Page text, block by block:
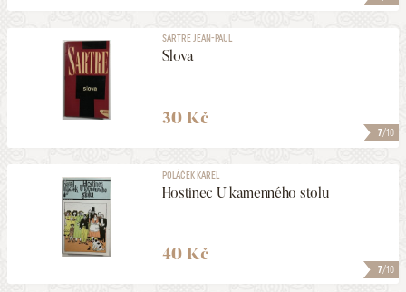
7/10
SARTRE JEAN-PAUL
Slova
30 Kč
7/10
POLÁČEK KAREL
Hostinec U kamenného stolu
40 Kč